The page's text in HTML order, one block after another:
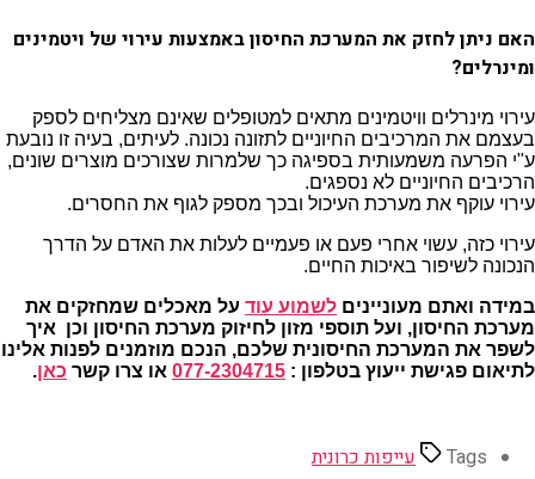
האם ניתן לחזק את המערכת החיסון באמצעות עירוי של ויטמינים
ומינרלים?
עירוי מינרלים וויטמינים מתאים למטופלים שאינם מצליחים לספק
בעצמם את המרכיבים החיוניים לתזונה נכונה. לעיתים, בעיה זו נובעת
ע"י הפרעה משמעותית בספיגה כך שלמרות שצורכים מוצרים שונים,
הרכיבים החיוניים לא נספגים.
עירוי עוקף את מערכת העיכול ובכך מספק לגוף את החסרים.
עירוי כזה, עשוי אחרי פעם או פעמיים לעלות את האדם על הדרך
הנכונה לשיפור באיכות החיים.
במידה ואתם מעוניינים לשמוע עוד על מאכלים שמחזקים את
מערכת החיסון, ועל תוספי מזון לחיזוק מערכת החיסון וכן איך
לשפר את המערכת החיסונית שלכם, הנכם מוזמנים לפנות אלינו
לתיאום פגישת ייעוץ בטלפון : 077-2304715 או צרו קשר כאן.
Tags עייפות כרונית